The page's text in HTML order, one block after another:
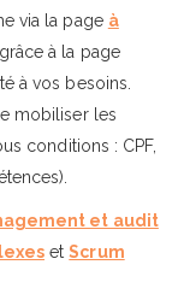
via la page à
à la page
à vos besoins.
mobiliser les
conditions : CPF,
et audit
etScrum